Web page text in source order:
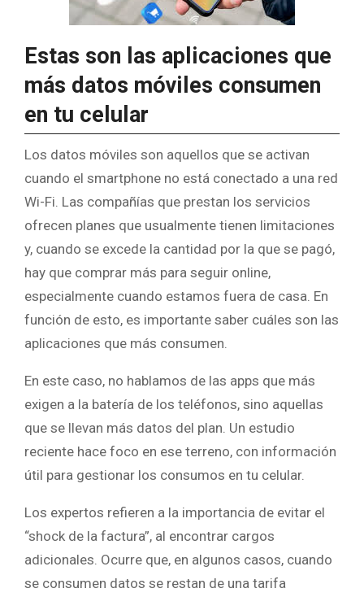
Estas son las aplicaciones que
más datos móviles consumen
en tu celular
Los datos móviles son aquellos que se activan
cuando el smartphone no está conectado a una red
Wi-Fi. Las compañías que prestan los servicios
ofrecen planes que usualmente tienen limitaciones
y, cuando se excede la cantidad por la que se pagó,
hay que comprar más para seguir online,
especialmente cuando estamos fuera de casa. En
función de esto, es importante saber cuáles son las
aplicaciones que más consumen.
En este caso, no hablamos de las apps que más
exigen a la batería de los teléfonos, sino aquellas
que se llevan más datos del plan. Un estudio
reciente hace foco en ese terreno, con información
útil para gestionar los consumos en tu celular.
Los expertos refieren a la importancia de evitar el
“shock de la factura”, al encontrar cargos
adicionales. Ocurre que, en algunos casos, cuando
se consumen datos se restan de una tarifa